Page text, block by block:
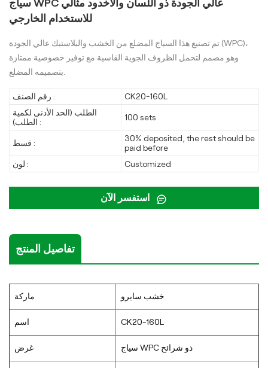
سياج WPC عالي الجودة ذو اللسان والأخدود مثالي
للاستخدام الخارجي
تم تصنيع هذا السياج المضلع من الخشب والبلاستيك عالي الجودة (WPC)،
وهو مصمم لتحمل الظروف الجوية القاسية مع توفير خصوصية ممتازة
بتصميمه المضلع.
رقم الصنف :
CK20-160L
الطلب (الحد الأدنى لكمية
الطلب) :
100 sets
قسط :
30% deposited, the rest should be
paid before
لون :
Customized
تفاصيل المنتج
ماركة خشب سايرو
اسم CK20-160L
غرض سياج WPC ذو شرائح